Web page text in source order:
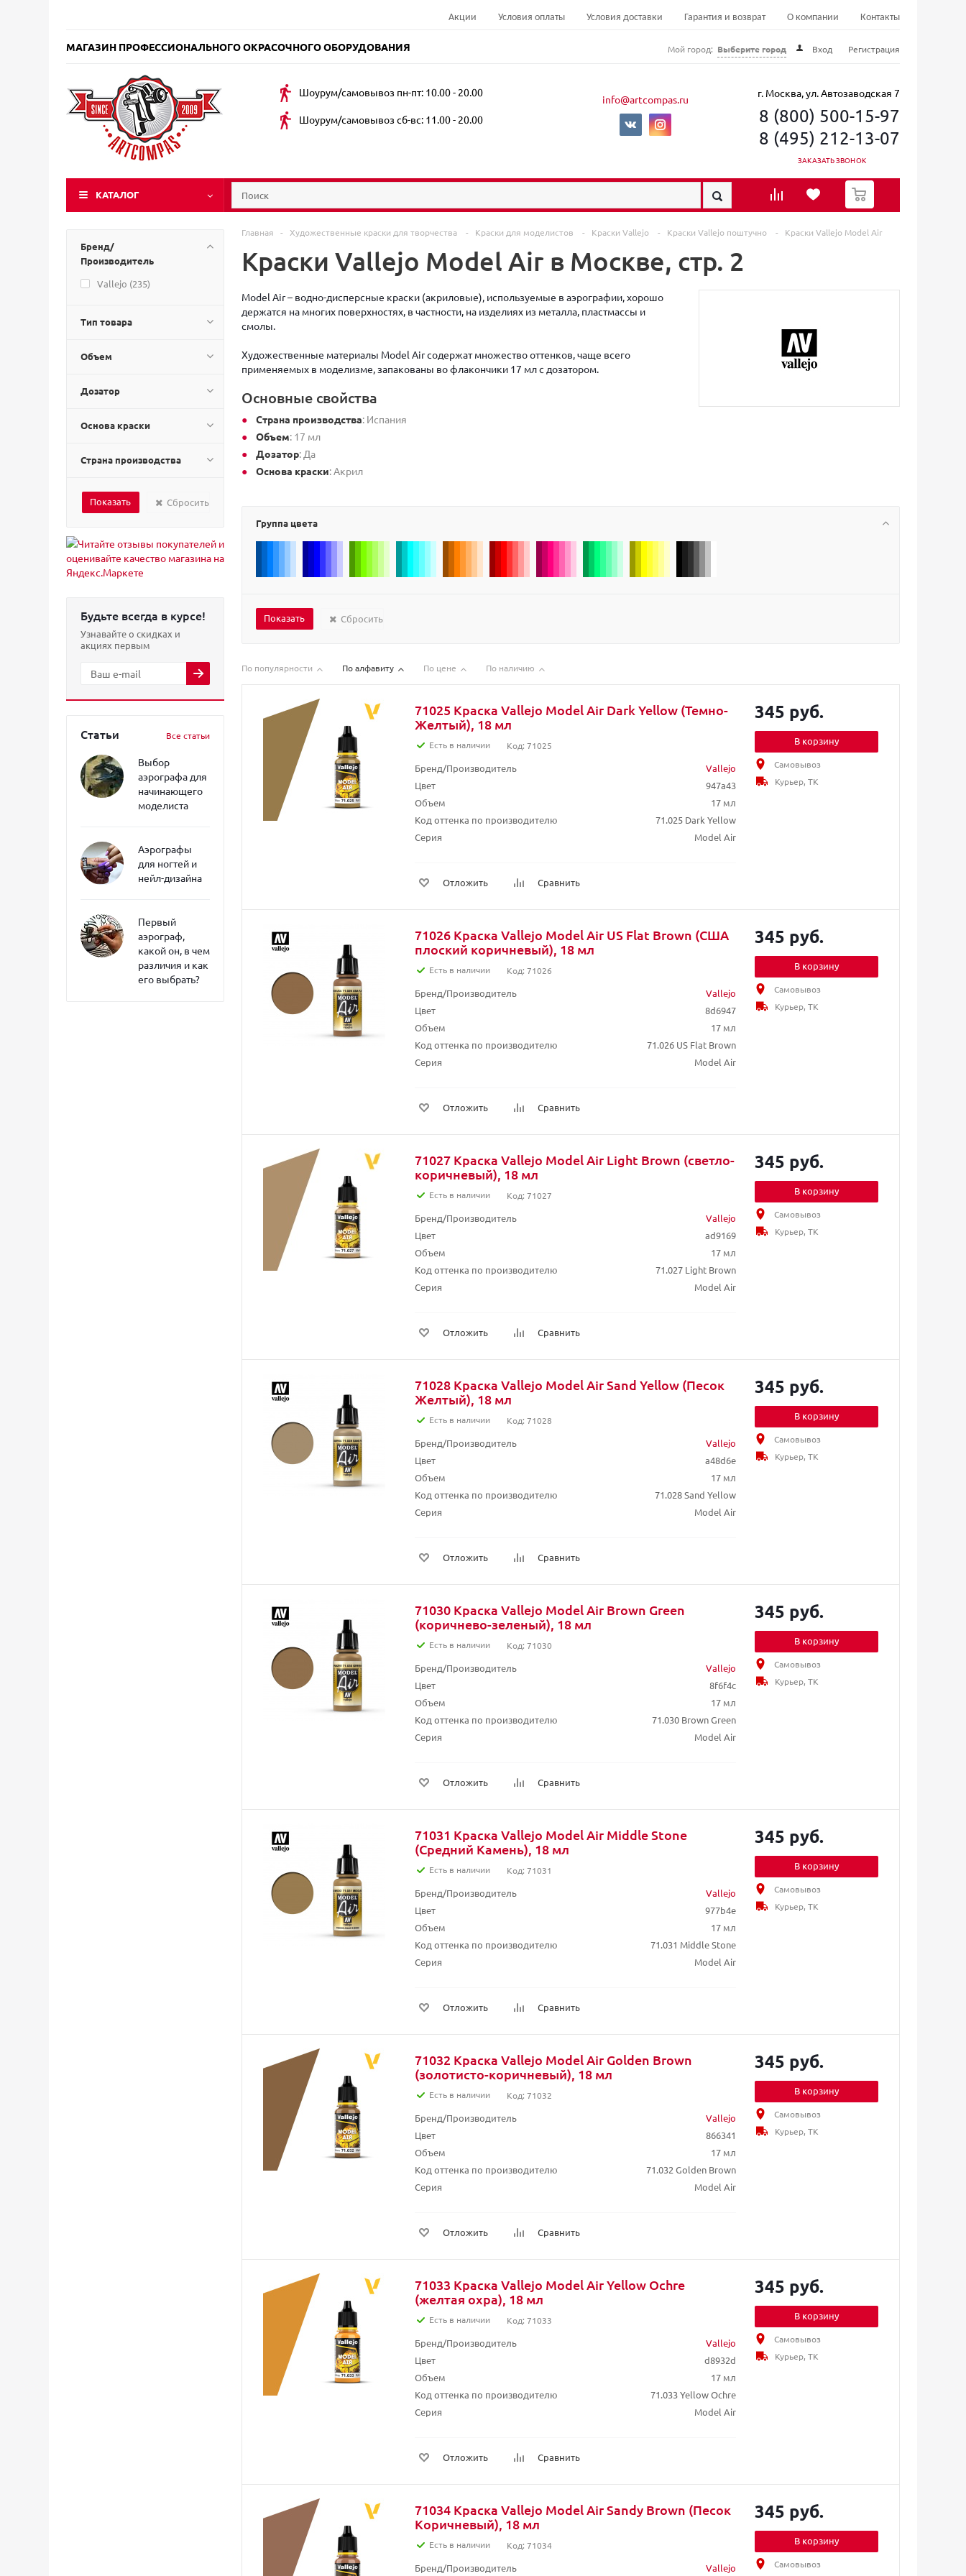
Акции Условия оплаты Условия доставки Гарантия и возврат О компании Контакты
МАГАЗИН ПРОФЕССИОНАЛЬНОГО ОКРАСОЧНОГО ОБОРУДОВАНИЯ Мой город: Выберите город Вход Регистрация
Шоурум/самовывоз пн-пт: 10.00 - 20.00
Шоурум/самовывоз сб-вс: 11.00 - 20.00
info@artcompas.ru г. Москва, ул. Автозаводская 7
8 (800) 500-15-97
8 (495) 212-13-07
ЗАКАЗАТЬ ЗВОНОК
КАТАЛОГ
0
Бренд/
Производитель
Vallejo (235)
Тип товара
Объем
Дозатор
Основа краски
Страна производства
Сбросить
Будьте всегда в курсе!
Узнавайте о скидках и
акциях первым
Статьи Все статьи
Выбор
аэрографа для
начинающего
моделиста
Аэрографы
для ногтей и
нейл-дизайна
Первый
аэрограф,
какой он, в чем
различия и как
его выбрать?
Главная - Художественные краски для творчества - Краски для моделистов - Краски Vallejo - Краски Vallejo поштучно - Краски Vallejo Model Air
Краски Vallejo Model Air в Москве, стр. 2
Model Air – водно-дисперсные краски (акриловые), используемые в аэрографии, хорошо
держатся на многих поверхностях, в частности, на изделиях из металла, пластмассы и
смолы.
Художественные материалы Model Air содержат множество оттенков, чаще всего
применяемых в моделизме, запакованы во флакончики 17 мл с дозатором.
Основные свойства
Страна производства: Испания
Объем: 17 мл
Дозатор: Да
Основа краски: Акрил
Группа цвета
Сбросить
По популярности По алфавиту По цене По наличию
71025 Краска Vallejo Model Air Dark Yellow (Темно-
Желтый), 18 мл
Есть в наличии Код: 71025
Бренд/Производитель
Vallejo
Цвет
947a43
Объем
17 мл
Код оттенка по производителю
71.025 Dark Yellow
Серия
Model Air
Отложить Сравнить
345 руб.
В корзину
Самовывоз
Курьер, ТК
71026 Краска Vallejo Model Air US Flat Brown (США
плоский коричневый), 18 мл
Есть в наличии Код: 71026
Бренд/Производитель
Vallejo
Цвет
8d6947
Объем
17 мл
Код оттенка по производителю
71.026 US Flat Brown
Серия
Model Air
Отложить Сравнить
345 руб.
В корзину
Самовывоз
Курьер, ТК
71027 Краска Vallejo Model Air Light Brown (светло-
коричневый), 18 мл
Есть в наличии Код: 71027
Бренд/Производитель
Vallejo
Цвет
ad9169
Объем
17 мл
Код оттенка по производителю
71.027 Light Brown
Серия
Model Air
Отложить Сравнить
345 руб.
В корзину
Самовывоз
Курьер, ТК
71028 Краска Vallejo Model Air Sand Yellow (Песок
Желтый), 18 мл
Есть в наличии Код: 71028
Бренд/Производитель
Vallejo
Цвет
a48d6e
Объем
17 мл
Код оттенка по производителю
71.028 Sand Yellow
Серия
Model Air
Отложить Сравнить
345 руб.
В корзину
Самовывоз
Курьер, ТК
71030 Краска Vallejo Model Air Brown Green
(коричнево-зеленый), 18 мл
Есть в наличии Код: 71030
Бренд/Производитель
Vallejo
Цвет
8f6f4c
Объем
17 мл
Код оттенка по производителю
71.030 Brown Green
Серия
Model Air
Отложить Сравнить
345 руб.
В корзину
Самовывоз
Курьер, ТК
71031 Краска Vallejo Model Air Middle Stone
(Средний Камень), 18 мл
Есть в наличии Код: 71031
Бренд/Производитель
Vallejo
Цвет
977b4e
Объем
17 мл
Код оттенка по производителю
71.031 Middle Stone
Серия
Model Air
Отложить Сравнить
345 руб.
В корзину
Самовывоз
Курьер, ТК
71032 Краска Vallejo Model Air Golden Brown
(золотисто-коричневый), 18 мл
Есть в наличии Код: 71032
Бренд/Производитель
Vallejo
Цвет
866341
Объем
17 мл
Код оттенка по производителю
71.032 Golden Brown
Серия
Model Air
Отложить Сравнить
345 руб.
В корзину
Самовывоз
Курьер, ТК
71033 Краска Vallejo Model Air Yellow Ochre
(желтая охра), 18 мл
Есть в наличии Код: 71033
Бренд/Производитель
Vallejo
Цвет
d8932d
Объем
17 мл
Код оттенка по производителю
71.033 Yellow Ochre
Серия
Model Air
Отложить Сравнить
345 руб.
В корзину
Самовывоз
Курьер, ТК
71034 Краска Vallejo Model Air Sandy Brown (Песок
Коричневый), 18 мл
Есть в наличии Код: 71034
Бренд/Производитель Vallejo
345 руб.
В корзину
Самовывоз